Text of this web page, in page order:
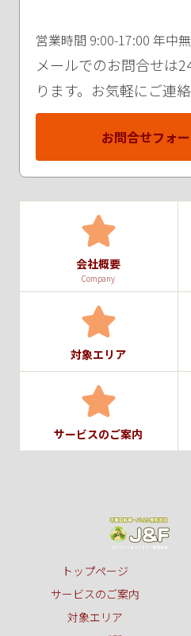
営業時間 9:00-17:00 年中
メールでのお問合せは
ります。お気軽にご連絡
お問合せフォ
会社概要
Company
対象エリア
サービスのご案内
トップページ
サービスのご案内
対象エリア